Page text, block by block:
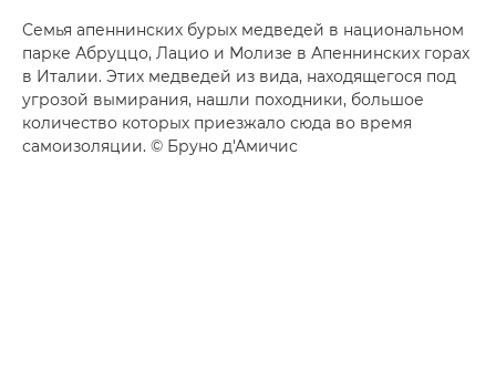
Семья апеннинских бурых медведей в национальном
парке Абруццо, Лацио и Молизе в Апеннинских горах
в Италии. Этих медведей из вида, находящегося под
угрозой вымирания, нашли походники, большое
количество которых приезжало сюда во время
самоизоляции. © Бруно д'Амичис